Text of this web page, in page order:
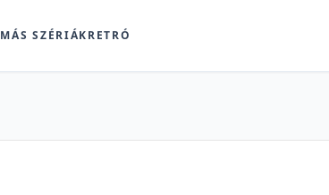
MÁS SZÉRIÁKRETRÓ